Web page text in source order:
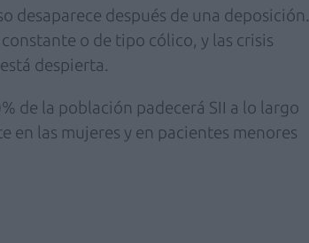
desaparece después de una deposición.
o de tipo cólico, y las crisis
despierta.
de la población padecerá SII a lo largo
en las mujeres y en pacientes menores